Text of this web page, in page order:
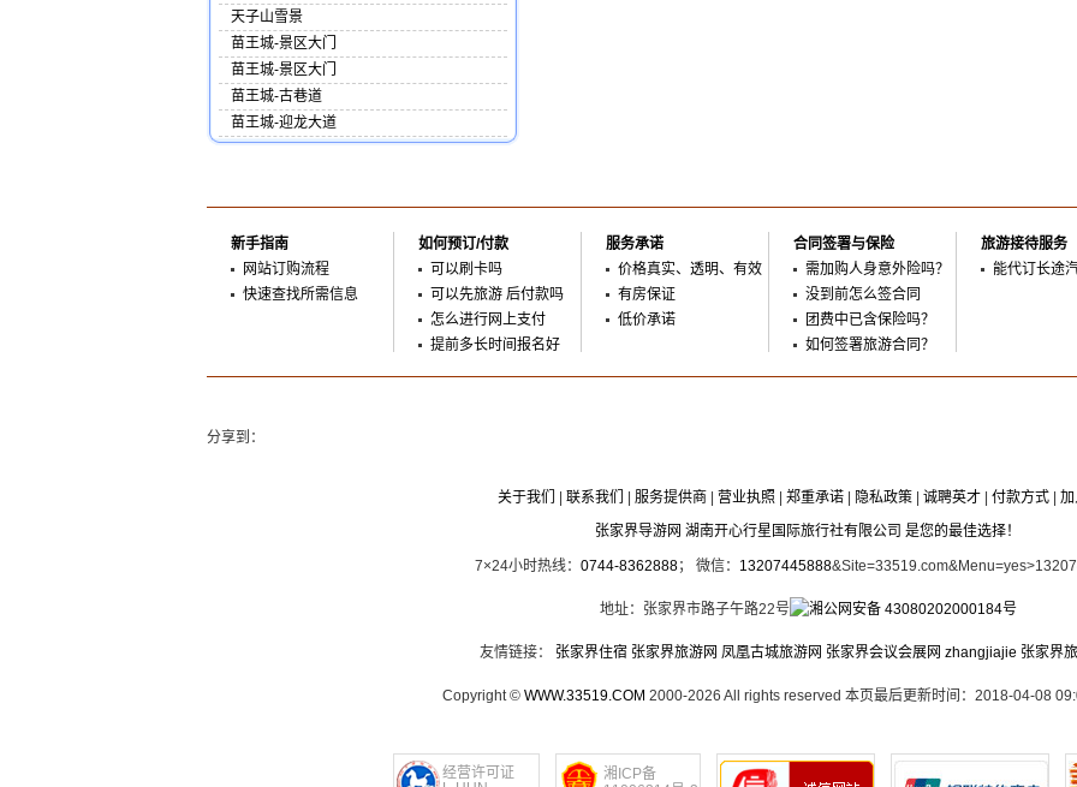
天子山雪景
苗王城-景区大门
苗王城-景区大门
苗王城-古巷道
苗王城-迎龙大道
新手指南
网站订购流程
快速查找所需信息
如何预订/付款
可以刷卡吗
可以先旅游 后付款吗
怎么进行网上支付
提前多长时间报名好
服务承诺
价格真实、透明、有效
有房保证
低价承诺
合同签署与保险
需加购人身意外险吗？
没到前怎么签合同
团费中已含保险吗？
如何签署旅游合同？
旅游接待服务
能代订长途
分享到：
关于我们 联系我们 服务提供商 营业执照 郑重承诺 隐私政策 诚聘英才 付款方式
张家界导游网 湖南开心行星国际旅行社有限公司 是您的最佳选择！
7×24小时热线： 0744-8362888； 微信： 13207445888
地址：张家界市路子午路22号 湘公网安备 43080202000184号
友情链接： 张家界住宿 张家界旅游网 凤凰古城旅游网 张家界会议会展网 zhangjiajie 张家界
Copyright © WWW.33519.COM 2000-2026 All rights reserved 本页最后更新时间：2018-04-08
经营许可证
湘ICP备